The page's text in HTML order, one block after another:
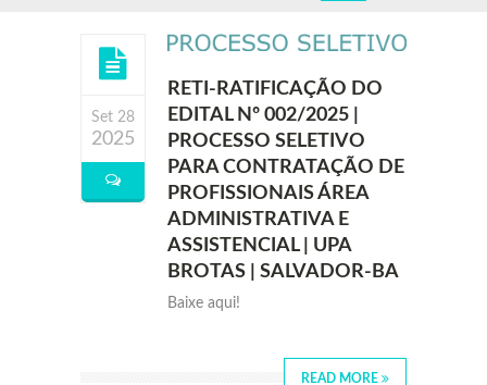
Set 28
2025
RETI-RATIFICAÇÃO DO
EDITAL Nº 002/2025 |
PROCESSO SELETIVO
PARA CONTRATAÇÃO DE
PROFISSIONAIS ÁREA
ADMINISTRATIVA E
ASSISTENCIAL | UPA
BROTAS | SALVADOR-BA
Baixe aqui!
READ MORE